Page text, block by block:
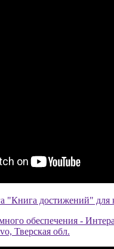
"Книга достижений"
обеспечения -
Тверская обл.